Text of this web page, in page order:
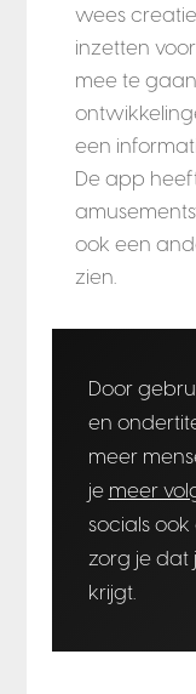
wees
inzetten
mee te
een
De app
ook een
zien.
Door
en
meer
je meer
socials
zorg je dat
krijgt.